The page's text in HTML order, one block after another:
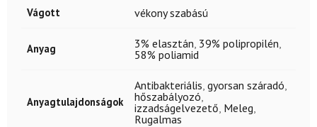
Vágott vékony szabású
Anyag 3% elasztán 39% polipropilén
58% poliamid
Anyagtulajdonságok
Antibakteriális gyorsan száradó
hőszabályozó
izzadságelvezető Meleg
Rugalmas